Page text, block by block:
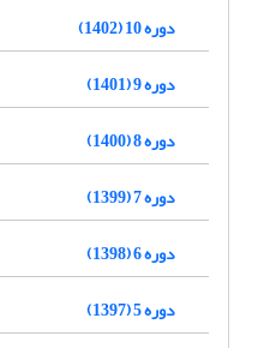
دوره 10 (1402)
دوره 9 (1401)
دوره 8 (1400)
دوره 7 (1399)
دوره 6 (1398)
دوره 5 (1397)